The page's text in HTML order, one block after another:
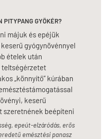
GYÖKÉR?
májuk és epéjük
gyógynövénnyel
ételek után
„könnyítő” kúrában
keserű
szeretnének beépíteni
epeút-elzáródás, erős
emésztési panasz